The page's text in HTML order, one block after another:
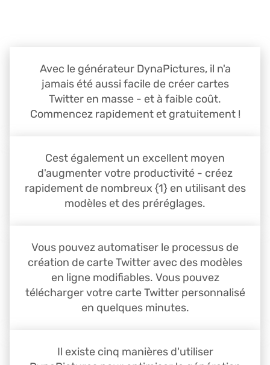
Avec le générateur DynaPictures, il n'a
jamais été aussi facile de créer cartes
Twitter en masse - et à faible coût.
Commencez rapidement et gratuitement !
Cest également un excellent moyen
d'augmenter votre productivité - créez
rapidement de nombreux {1} en utilisant des
modèles et des préréglages.
Vous pouvez automatiser le processus de
création de carte Twitter avec des modèles
en ligne modifiables. Vous pouvez
télécharger votre carte Twitter personnalisé
en quelques minutes.
Il existe cinq manières d'utiliser